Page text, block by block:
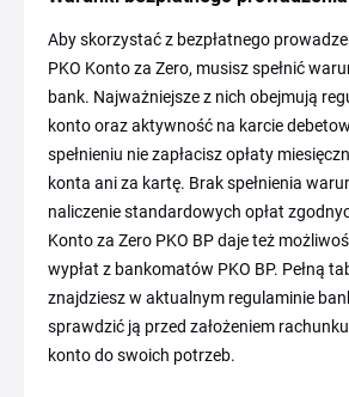
Aby skorzystać z bezpłatnego
PKO Konto za Zero, musisz spełnić
bank. Najważniejsze z nich obejmują
konto oraz aktywność na karcie
spełnieniu nie zapłacisz opłaty
konta ani za kartę. Brak spełnienia
naliczenie standardowych opłat
Konto za Zero PKO BP daje też
wypłat z bankomatów PKO BP. Pełną
znajdziesz w aktualnym regulaminie
sprawdzić ją przed założeniem
konto do swoich potrzeb.